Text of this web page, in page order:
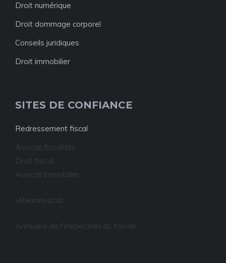
Droit numérique
Droit dommage corporel
Conseils juridiques
Droit immobilier
SITES DE CONFIANCE
Redressement fiscal
Avocat fiscaliste
Droit fiscal
Avocat immobilier
Viteunavocat
Annuaire de l'inspection du travail